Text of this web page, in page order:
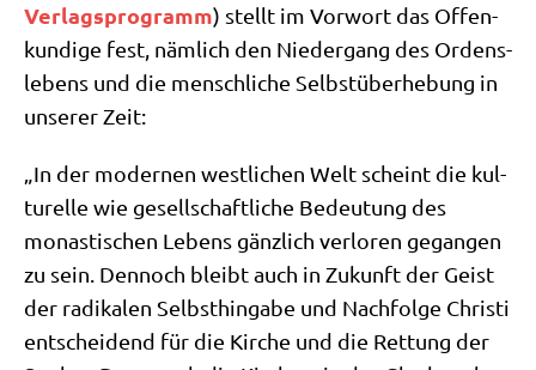
Ver­lags­pro­gramm) stellt im Vor­wort das Offen­
kun­di­ge fest, näm­lich den Nie­der­gang des Ordens­
le­bens und die mensch­li­che Selbst­über­he­bung in
unse­rer Zeit:
„In der moder­nen west­li­chen Welt scheint die kul­
tu­rel­le wie gesell­schaft­li­che Bedeu­tung des
monasti­schen Lebens gänz­lich ver­lo­ren gegan­gen
zu sein. Den­noch bleibt auch in Zukunft der Geist
der radi­ka­len Selbst­hin­ga­be und Nach­fol­ge Chri­sti
ent­schei­dend für die Kir­che und die Ret­tung der